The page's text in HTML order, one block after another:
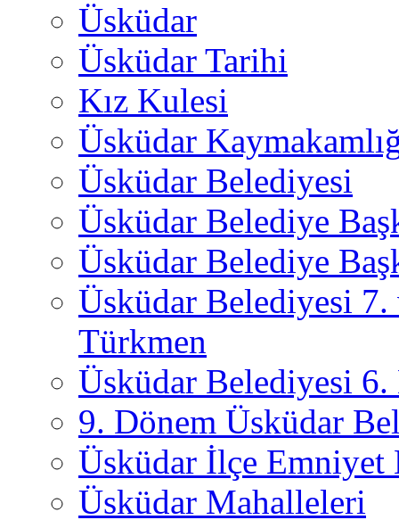
Üsküdar
Üsküdar Tarihi
Kız Kulesi
Üsküdar
Üsküdar Belediyesi
Üsküdar Belediye
Üsküdar Belediye
Üsküdar Belediyesi
Türkmen
Üsküdar Belediyesi 6.
9. Dönem Üsküdar
Üsküdar İlçe
Üsküdar Mahalleleri